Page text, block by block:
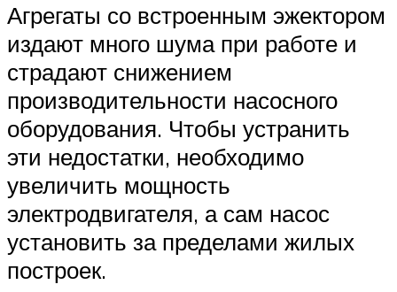
Агрегаты со встроенным эжектором
издают много шума при работе и
страдают снижением
производительности насосного
оборудования. Чтобы устранить
эти недостатки, необходимо
увеличить мощность
электродвигателя, а сам насос
установить за пределами жилых
построек.